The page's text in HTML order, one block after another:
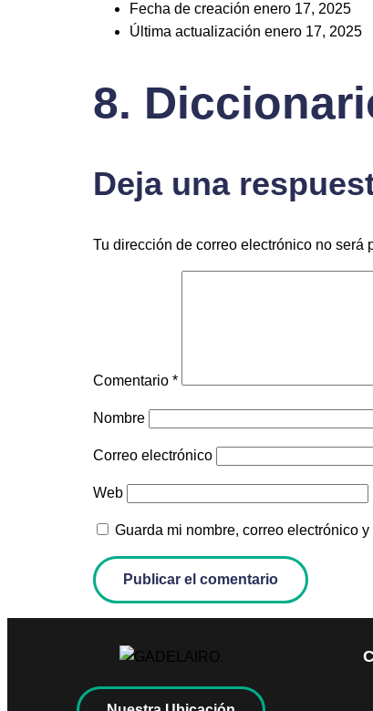
Fecha de creación enero 17, 2025
Última actualización enero 17, 2025
8.
Deja una
Tu dirección de correo electrónico no será
Comentario *
Nombre
Correo electrónico
Web
Guarda mi nombre, correo electrónico